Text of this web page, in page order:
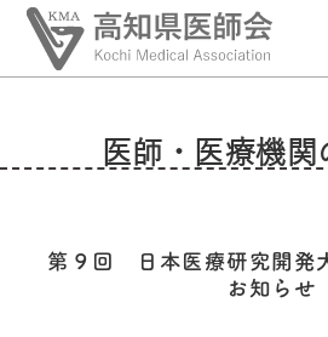
医師・医療機関
第９回 日本医療研究開発
お知らせ
高知県医師会について
医師・医療機関の皆様へ